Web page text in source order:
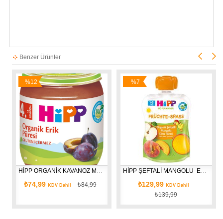
Benzer Ürünler
HİPP ORGANİK KAVANOZ MAMASI 125 GR.
₺74,99 KDV Dahil ₺84,99
%12
İndirim
HİPP ŞEFTALİ MANGOLU  ELMA PÜRESİ HİPPİS 100 GR.
₺129,99 KDV Dahil
₺139,99
%7